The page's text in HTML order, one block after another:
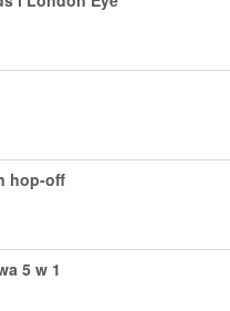
hop-off
5 w 1